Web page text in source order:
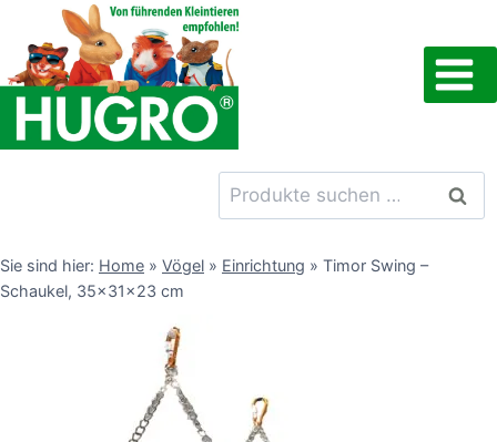
Inhalt
springen
Suchen
nach:
Sie sind hier: Home » Vögel » Einrichtung » Timor Swing –
Schaukel, 35x31x23 cm